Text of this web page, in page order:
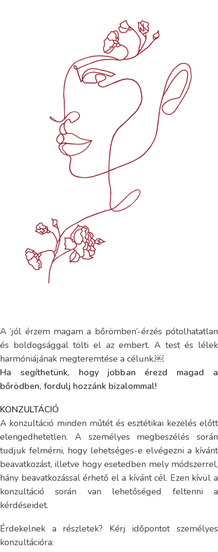
A ‘jól érzem magam a bőrömben’-érzés pótolhatatlan
és boldogsággal tölti el az embert. A test és lélek
harmóniájának megteremtése a célunk.￼
Ha segíthetünk, hogy jobban érezd magad a
bőrödben, fordulj hozzánk bizalommal!
KONZULTÁCIÓ
A konzultáció minden műtét és esztétikai kezelés előtt
elengedhetetlen. A személyes megbeszélés során
tudjuk felmérni, hogy lehetséges-e elvégezni a kívánt
beavatkozást, illetve hogy esetedben mely módszerrel,
hány beavatkozással érhető el a kívánt cél. Ezen kívül a
konzultáció során van lehetőséged feltenni a
kérdéseidet.
Érdekelnek a részletek? Kérj időpontot személyes
konzultációra: